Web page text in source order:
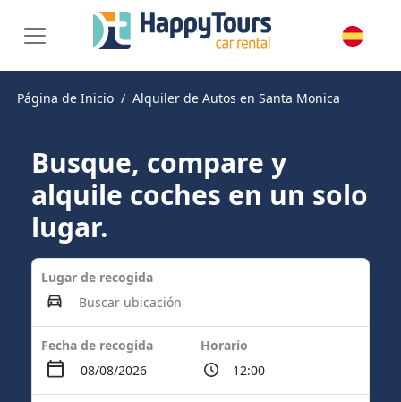
Página de Inicio Alquiler de Autos en Santa Monica
Busque, compare y
alquile coches en un solo
lugar.
Lugar de recogida
Fecha de recogida Horario